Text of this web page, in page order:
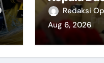
Redaksi
Aug 6, 2026